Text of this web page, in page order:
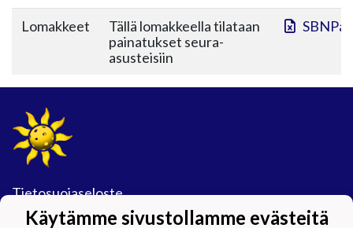
Lomakkeet
Tällä lomakkeella tilataan
painatukset seura-
asusteisiin
Tietosuojaseloste
Käytämme sivustollamme evästeitä